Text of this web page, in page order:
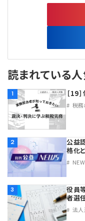
読まれている
1 ［19
税務
2
公益
格化
3
役員
者選
法